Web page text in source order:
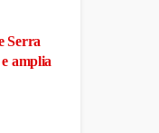
Serra
amplia